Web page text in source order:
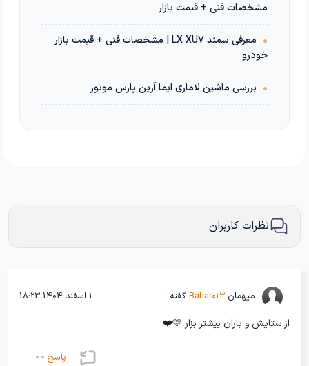
مشخصات فنی + قیمت بازار
•
معرفی سمند LX XU7 | مشخصات فنی + قیمت بازار
خودرو
• بررسی ماشین لاماری ایما آرین پارس موتور
نظرات کاربران
میهمان Bahar013 گفته : 1 اسفند 1404 18:23
از ستایش و باران بیشتر بزار 🩷❤️
پاسخ